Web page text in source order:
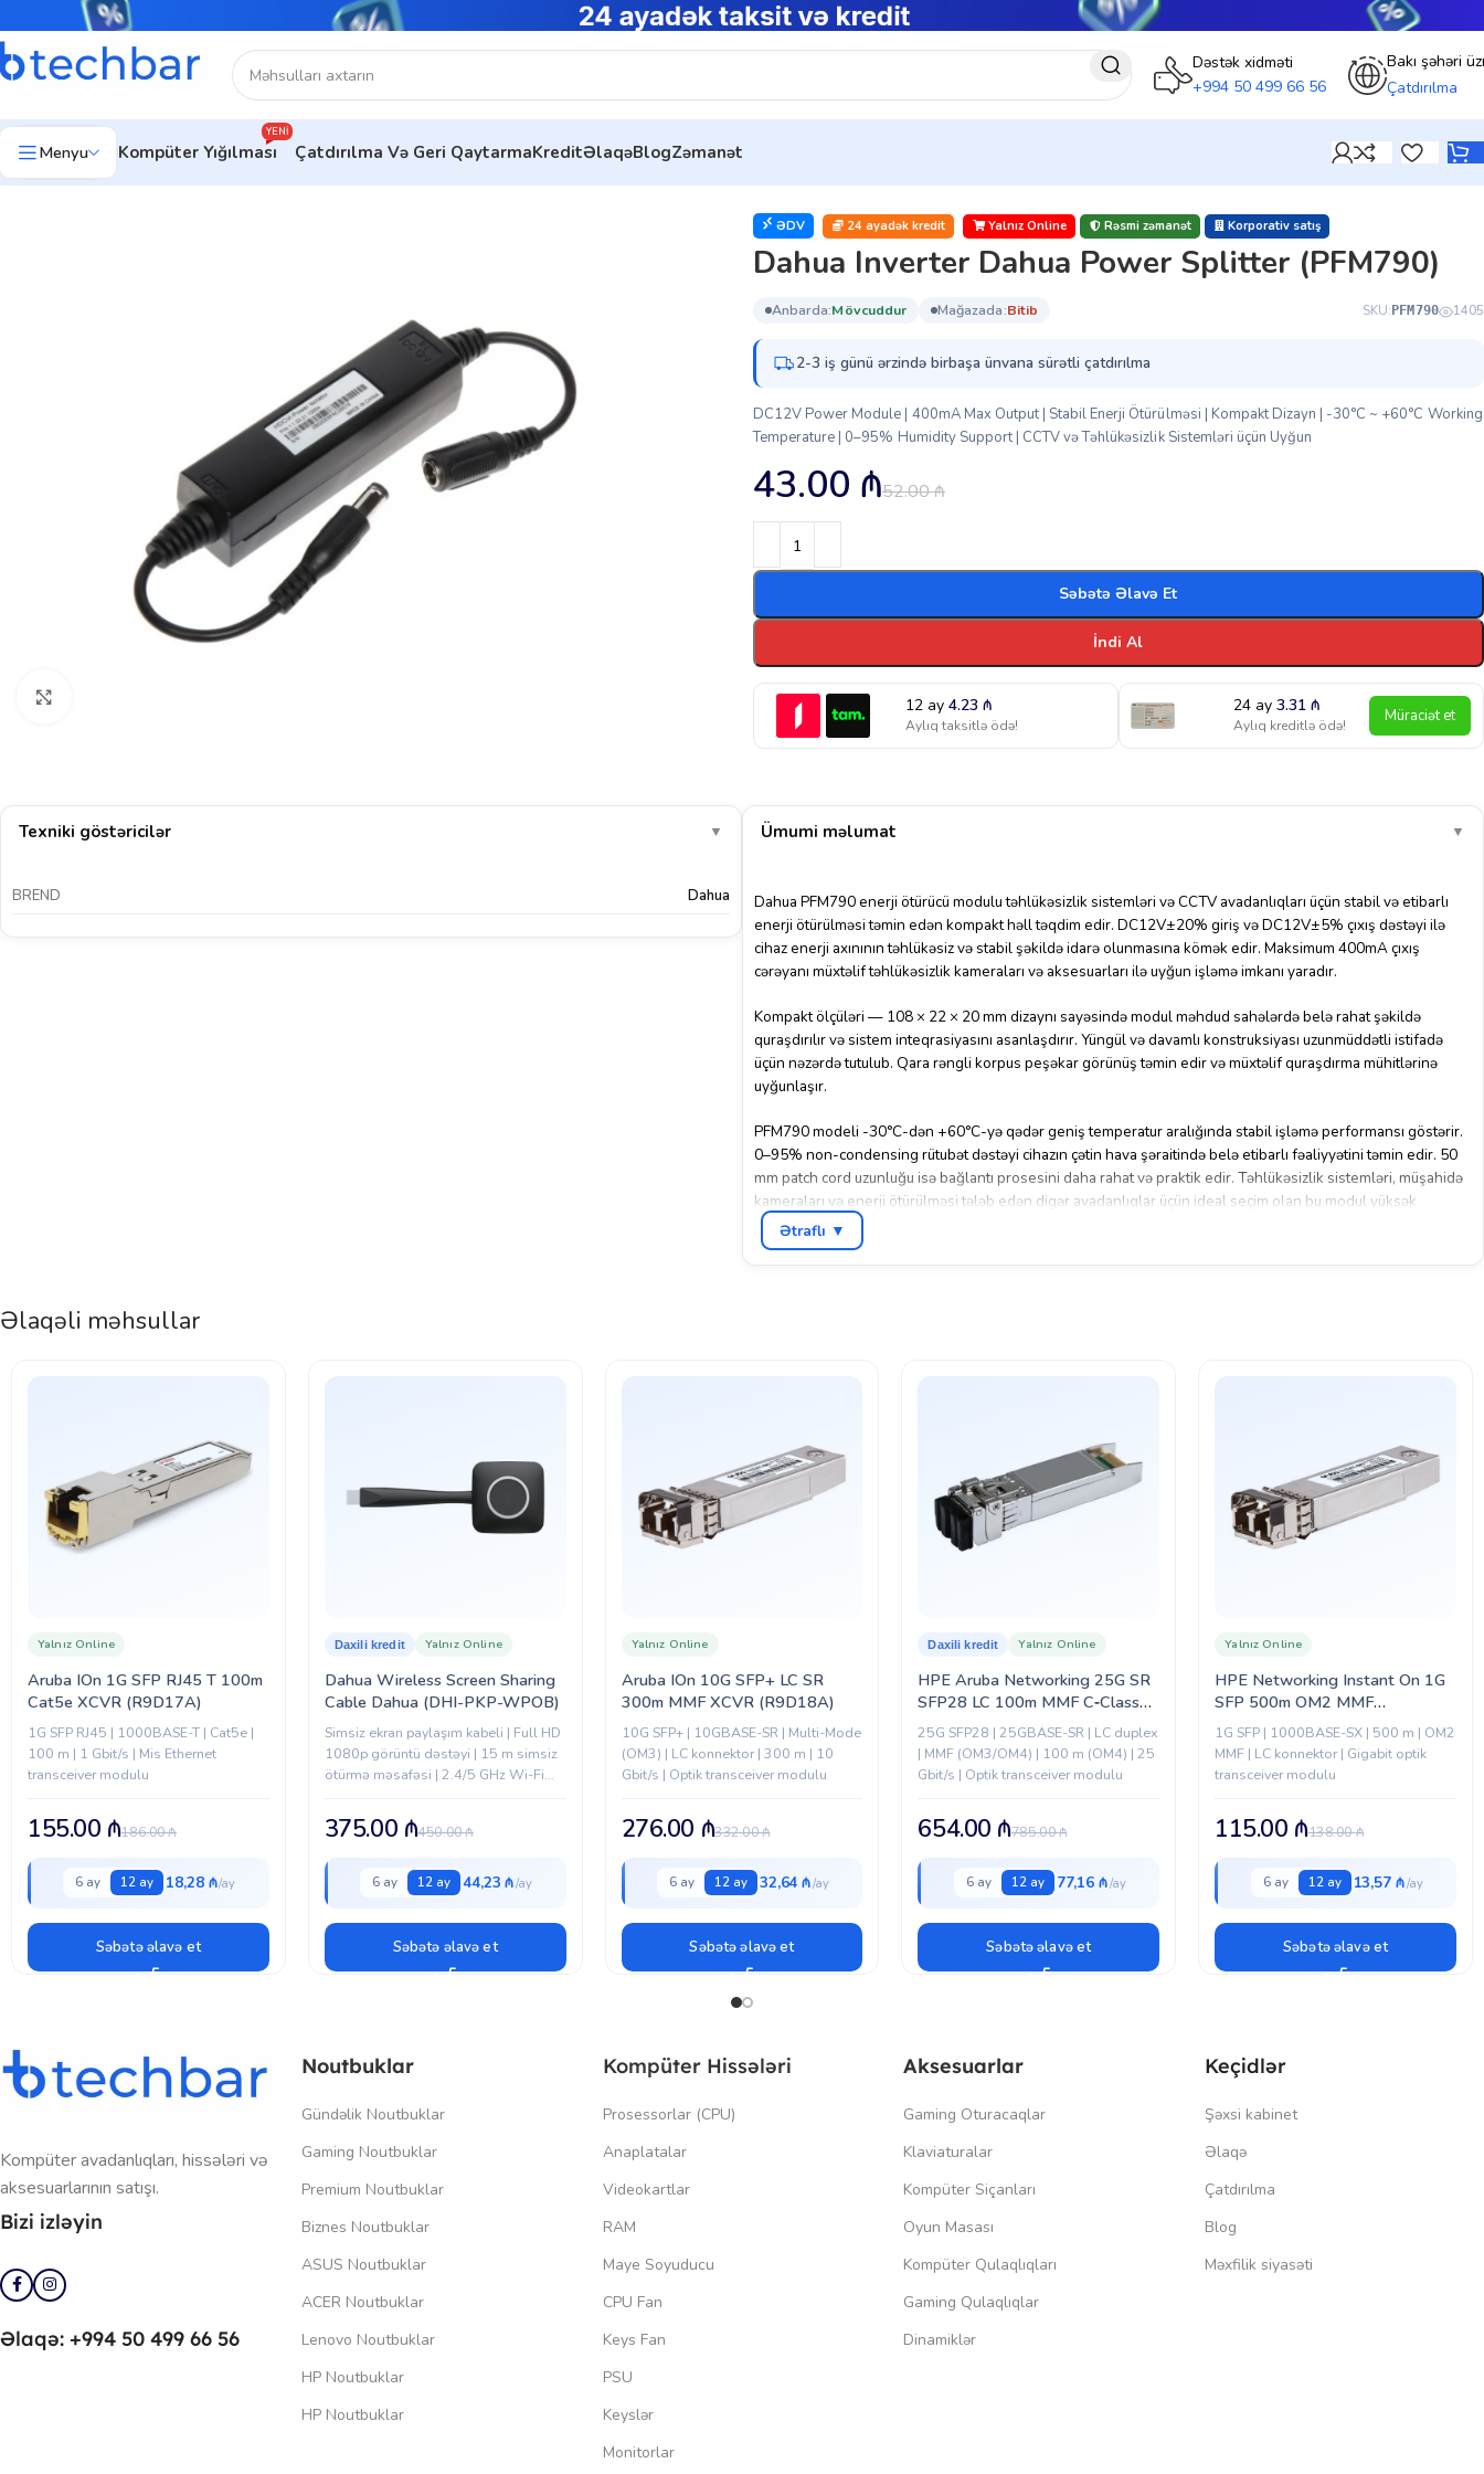
Dəstək xidməti
+994 50 499 66 56
Bakı şəhəri
Çatdırılma
Menyu Kompüter Yığılması
YENI
Çatdırılma Və Geri QaytarmaKreditƏlaqəBlogZəmanət
Ev Təhlükəsizlik sistemləri
ƏDV 24 ayadək kredit Yalnız Online Rəsmi zəmanət Korporativ satış
Dahua Inverter Dahua Power Splitter (PFM790)
anbarda: mövcuddur mağazada: bi̇ti̇b SKU:PFM790 1405
2-3 iş günü ərzində birbaşa ünvana sürətli çatdırılma
DC12V Power Module | 400mA Max Output | Stabil Enerji Ötürülməsi | Kompakt Dizayn | -30°C ~ +60°C Working
Temperature | 0–95% Humidity Support | CCTV və Təhlükəsizlik Sistemləri üçün Uyğun
52.00₼
43.00 ₼
Səbətə Əlavə Et
İndi Al
12 ay4.23₼
Aylıq taksitlə ödə!
24 ay3.31₼
Aylıq kreditlə ödə! Müraciət et
Texniki göstəricilər ▼
BREND Dahua
Ümumi məlumat ▼
Dahua PFM790 enerji ötürücü modulu təhlükəsizlik sistemləri və CCTV avadanlıqları üçün stabil və etibarlı
enerji ötürülməsi təmin edən kompakt həll təqdim edir. DC12V±20% giriş və DC12V±5% çıxış dəstəyi ilə
cihaz enerji axınının təhlükəsiz və stabil şəkildə idarə olunmasına kömək edir. Maksimum 400mA çıxış
cərəyanı müxtəlif təhlükəsizlik kameraları və aksesuarları ilə uyğun işləmə imkanı yaradır.
Kompakt ölçüləri — 108 × 22 × 20 mm dizaynı sayəsində modul məhdud sahələrdə belə rahat şəkildə
quraşdırılır və sistem inteqrasiyasını asanlaşdırır. Yüngül və davamlı konstruksiyası uzunmüddətli istifadə
üçün nəzərdə tutulub. Qara rəngli korpus peşəkar görünüş təmin edir və müxtəlif quraşdırma mühitlərinə
uyğunlaşır.
PFM790 modeli -30°C-dən +60°C-yə qədər geniş temperatur aralığında stabil işləmə performansı göstərir.
0–95% non-condensing rütubət dəstəyi cihazın çətin hava şəraitində belə etibarlı fəaliyyətini təmin edir. 50
mm patch cord uzunluğu isə bağlantı prosesini daha rahat və praktik edir. Təhlükəsizlik sistemləri, müşahidə
kameraları və enerji ötürülməsi tələb edən digər avadanlıqlar üçün ideal seçim olan bu modul yüksək
dayanıqlıq və stabil performans təqdim edir.
Ətraflı ▼
Əlaqəli məhsullar
Aruba IOn 1G SFP RJ45 T 100m
Cat5e XCVR (R9D17A)
Yalnız Online
1G SFP RJ45 | 1000BASE-T | Cat5e |
100 m | 1 Gbit/s | Mis Ethernet
transceiver modulu
186.00₼
155.00 ₼
6 ay 12 ay 18,28 ₼
Səbətə əlavə et
Dahua Wireless Screen Sharing
Cable Dahua (DHI-PKP-WPOB)
Daxili kredit Yalnız Online
Simsiz ekran paylaşım kabeli | Full HD
1080p görüntü dəstəyi | 15 m simsiz
ötürmə məsafəsi | 2.4/5 GHz Wi-Fi
450.00₼
375.00 ₼
6 ay 12 ay 44,23 ₼
Səbətə əlavə et
Aruba IOn 10G SFP+ LC SR
300m MMF XCVR (R9D18A)
Yalnız Online
10G SFP+ | 10GBASE-SR | Multi-Mode
(OM3) | LC konnektor | 300 m | 10
Gbit/s | Optik transceiver modulu
332.00₼
276.00 ₼
6 ay 12 ay 32,64 ₼
Səbətə əlavə et
HPE Aruba Networking 25G SR
SFP28 LC 100m MMF C‑Class
Transceiver (S2P33A)
Daxili kredit Yalnız Online
25G SFP28 | 25GBASE-SR | LC duplex
| MMF (OM3/OM4) | 100 m (OM4) | 25
Gbit/s | Optik transceiver modulu
785.00₼
654.00 ₼
6 ay 12 ay 77,16 ₼
Səbətə əlavə et
HPE Networking Instant On 1G
SFP 500m OM2 MMF
Transceiver (R9D16A)
Yalnız Online
1G SFP | 1000BASE-SX | 500 m | OM2
MMF | LC konnektor | Gigabit optik
transceiver modulu
138.00₼
115.00 ₼
6 ay 12 ay 13,57 ₼
Səbətə əlavə et
Kompüter avadanlıqları, hissələri və
aksesuarlarının satışı.
Bizi izləyin
Əlaqə: +994 50 499 66 56
Noutbuklar
Gündəlik Noutbuklar
Gaming Noutbuklar
Premium Noutbuklar
Biznes Noutbuklar
ASUS Noutbuklar
ACER Noutbuklar
Lenovo Noutbuklar
HP Noutbuklar
HP Noutbuklar
Kompüter Hissələri
Prosessorlar (CPU)
Anaplatalar
Videokartlar
RAM
Maye Soyuducu
CPU Fan
Keys Fan
PSU
Keyslər
Monitorlar
Aksesuarlar
Gaming Oturacaqlar
Klaviaturalar
Kompüter Siçanları
Oyun Masası
Kompüter Qulaqlıqları
Gaming Qulaqlıqlar
Dinamiklər
Keçidlər
Şəxsi kabinet
Əlaqə
Çatdırılma
Blog
Məxfilik siyasəti